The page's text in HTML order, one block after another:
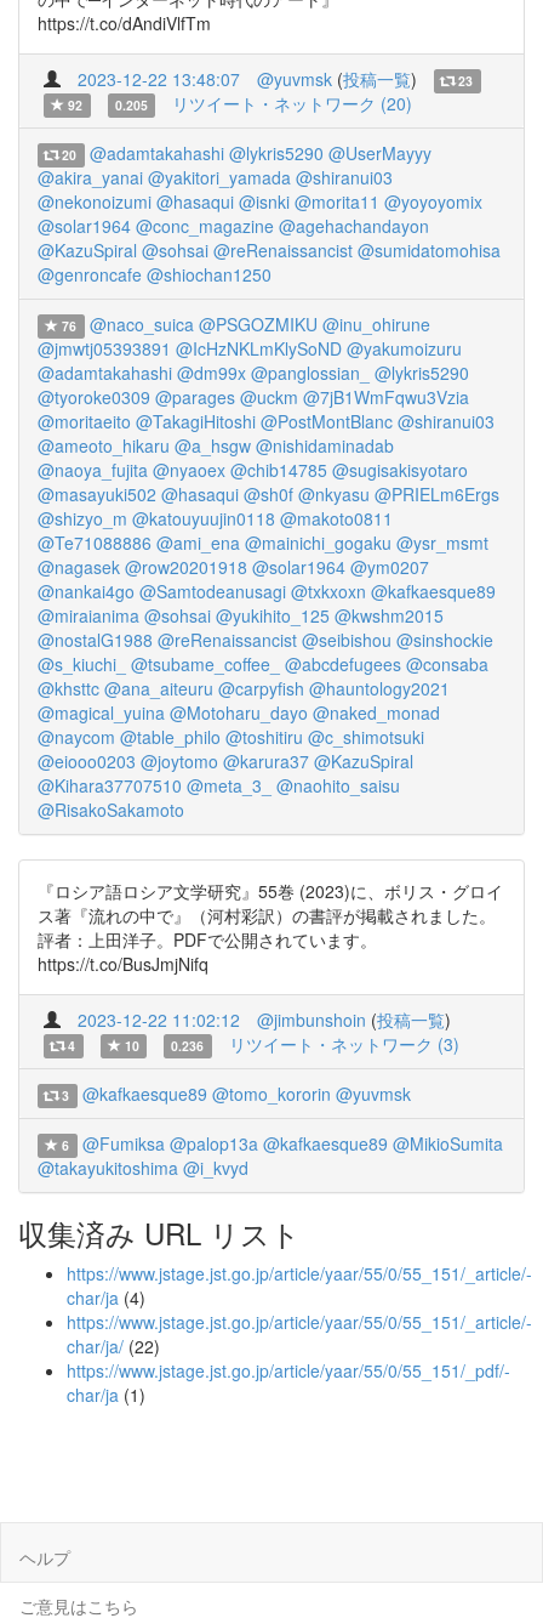
https://t.co/dAndiVlfTm
2023-12-22 13:48:07 @yuvmsk (投稿一覧)
23
92
0.205 リツイート・ネットワーク (20)
20 @adamtakahashi @lykris5290 @UserMayyy
@akira_yanai @yakitori_yamada @shiranui03
@nekonoizumi @hasaqui @isnki @morita11 @yoyoyomix
@solar1964 @conc_magazine @agehachandayon
@KazuSpiral @sohsai @reRenaissancist @sumidatomohisa
@genroncafe @shiochan1250
76 @naco_suica @PSGOZMIKU @inu_ohirune
@jmwtj05393891 @IcHzNKLmKlySoND @yakumoizuru
@adamtakahashi @dm99x @panglossian_
@lykris5290
@tyoroke0309 @parages @uckm @7jB1WmFqwu3Vzia
@moritaeito @TakagiHitoshi @PostMontBlanc @shiranui03
@ameoto_hikaru @a_hsgw @nishidaminadab
@naoya_fujita @nyaoex @chib14785 @sugisakisyotaro
@masayuki502 @hasaqui @sh0f @nkyasu @PRIELm6Ergs
@shizyo_m @katouyuujin0118 @makoto0811
@Te71088886 @ami_ena @mainichi_gogaku @ysr_msmt
@nagasek @row20201918 @solar1964 @ym0207
@nankai4go @Samtodeanusagi @txkxoxn @kafkaesque89
@miraianima @sohsai @yukihito_125 @kwshm2015
@nostalG1988 @reRenaissancist @seibishou @sinshockie
@s_kiuchi_ @tsubame_coffee_ @abcdefugees @consaba
@khsttc @ana_aiteuru @carpyfish @hauntology2021
@magical_yuina @Motoharu_dayo @naked_monad
@naycom @table_philo @toshitiru @c_shimotsuki
@eiooo0203 @joytomo @karura37 @KazuSpiral
@Kihara37707510 @meta_3_
@naohito_saisu
@RisakoSakamoto
『ロシア語ロシア文学研究』55巻 (2023)に、ボリス・グロイ
ス著『流れの中で』（河村彩訳）の書評が掲載されました。
評者：上田洋子。PDFで公開されています。
https://t.co/BusJmjNifq
2023-12-22 11:02:12 @jimbunshoin (投稿一覧)
4 10 0.236 リツイート・ネットワーク (3)
3 @kafkaesque89 @tomo_kororin @yuvmsk
6 @Fumiksa @palop13a @kafkaesque89 @MikioSumita
@takayukitoshima @i_kvyd
収集済み URL リスト
https://www.jstage.jst.go.jp/article/yaar/55/0/55_151/_article/-
char/ja (4)
https://www.jstage.jst.go.jp/article/yaar/55/0/55_151/_article/-
char/ja/ (22)
https://www.jstage.jst.go.jp/article/yaar/55/0/55_151/_pdf/-
char/ja (1)
ヘルプ
ご意見はこちら